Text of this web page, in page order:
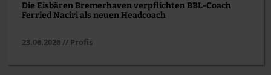
Die Eisbären Bremerhaven verpflichten BBL-Coach
Ferried Naciri als neuen Headcoach
23.06.2026 // Profis